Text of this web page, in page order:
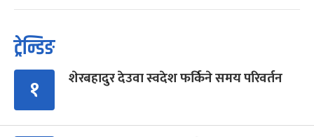
ट्रेन्डिङ
१ शेरबहादुर देउवा स्वदेश फर्किने समय परिवर्तन